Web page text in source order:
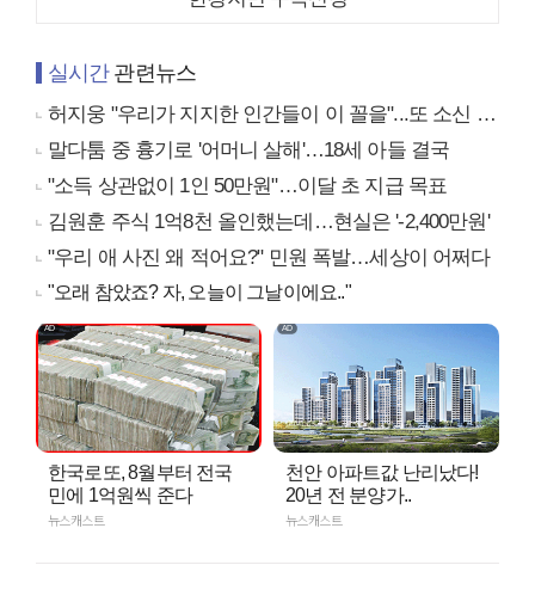
실시간관련뉴스
허지웅 "우리가 지지한 인간들이 이 꼴을"...또 소신 발언
말다툼 중 흉기로 '어머니 살해'…18세 아들 결국
"소득 상관없이 1인 50만원"…이달 초 지급 목표
김원훈 주식 1억8천 올인했는데…현실은 '-2,400만원'
"우리 애 사진 왜 적어요?" 민원 폭발…세상이 어쩌다
"오래 참았죠? 자, 오늘이 그날이에요.."
한국로또, 8월부터 전국
민에 1억원씩 준다
뉴스캐스트
천안 아파트값 난리났다!
20년 전 분양가..
뉴스캐스트